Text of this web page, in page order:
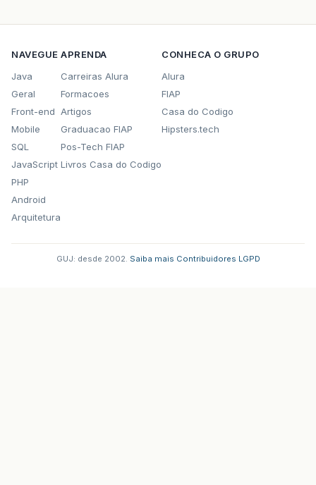
NAVEGUE
Java
Geral
Front-end
Mobile
SQL
JavaScript
PHP
Android
Arquitetura
APRENDA
Carreiras Alura
Formacoes
Artigos
Graduacao FIAP
Pos-Tech FIAP
Livros Casa do Codigo
CONHECA O GRUPO
Alura
FIAP
Casa do Codigo
Hipsters.tech
GUJ: desde 2002. Saiba mais Contribuidores LGPD